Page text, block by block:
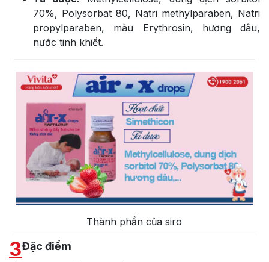
70%, Polysorbat 80, Natri methylparaben, Natri
propylparaben, màu Erythrosin, hương dâu,
nước tinh khiết.
Thành phần của siro
3Đặc điểm